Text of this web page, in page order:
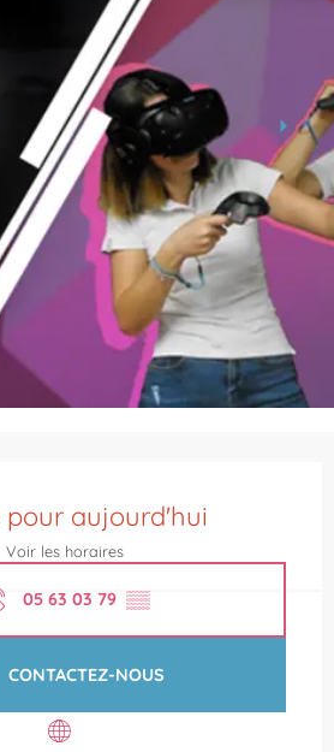
pour aujourd'hui
Voir les horaires
05 63 03 79 ▒▒
CONTACTEZ-NOUS